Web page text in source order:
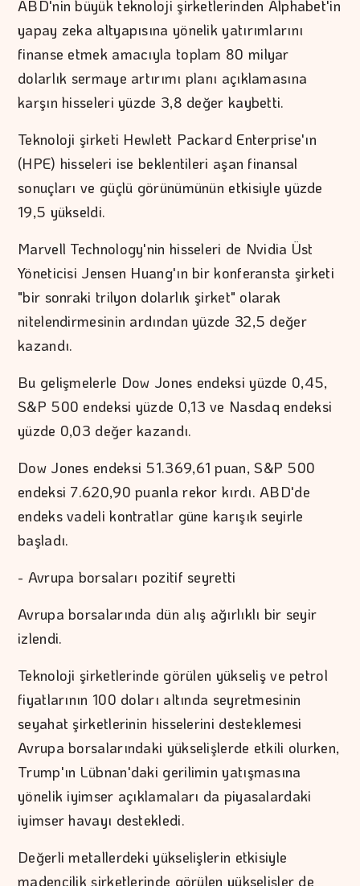
ABD'nin büyük teknoloji şirketlerinden Alphabet'in
yapay zeka altyapısına yönelik yatırımlarını
finanse etmek amacıyla toplam 80 milyar
dolarlık sermaye artırımı planı açıklamasına
karşın hisseleri yüzde 3,8 değer kaybetti.
Teknoloji şirketi Hewlett Packard Enterprise'ın
(HPE) hisseleri ise beklentileri aşan finansal
sonuçları ve güçlü görünümünün etkisiyle yüzde
19,5 yükseldi.
Marvell Technology'nin hisseleri de Nvidia Üst
Yöneticisi Jensen Huang'ın bir konferansta şirketi
"bir sonraki trilyon dolarlık şirket" olarak
nitelendirmesinin ardından yüzde 32,5 değer
kazandı.
Bu gelişmelerle Dow Jones endeksi yüzde 0,45,
S&P 500 endeksi yüzde 0,13 ve Nasdaq endeksi
yüzde 0,03 değer kazandı.
Dow Jones endeksi 51.369,61 puan, S&P 500
endeksi 7.620,90 puanla rekor kırdı. ABD'de
endeks vadeli kontratlar güne karışık seyirle
başladı.
- Avrupa borsaları pozitif seyretti
Avrupa borsalarında dün alış ağırlıklı bir seyir
izlendi.
Teknoloji şirketlerinde görülen yükseliş ve petrol
fiyatlarının 100 doları altında seyretmesinin
seyahat şirketlerinin hisselerini desteklemesi
Avrupa borsalarındaki yükselişlerde etkili olurken,
Trump'ın Lübnan'daki gerilimin yatışmasına
yönelik iyimser açıklamaları da piyasalardaki
iyimser havayı destekledi.
Değerli metallerdeki yükselişlerin etkisiyle
madencilik şirketlerinde görülen yükselişler de